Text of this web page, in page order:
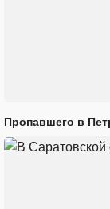
Пропавшего в